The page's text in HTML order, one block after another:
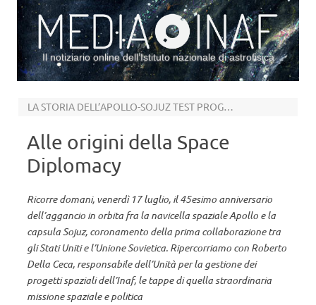
Il notiziario online dell’Istituto nazionale di astrofisica
LA STORIA DELL’APOLLO-SOJUZ TEST PROGRAM
Alle origini della Space
Diplomacy
Ricorre domani, venerdì 17 luglio, il 45esimo anniversario
dell’aggancio in orbita fra la navicella spaziale Apollo e la
capsula Sojuz, coronamento della prima collaborazione tra
gli Stati Uniti e l’Unione Sovietica. Ripercorriamo con Roberto
Della Ceca, responsabile dell’Unità per la gestione dei
progetti spaziali dell’Inaf, le tappe di quella straordinaria
missione spaziale e politica